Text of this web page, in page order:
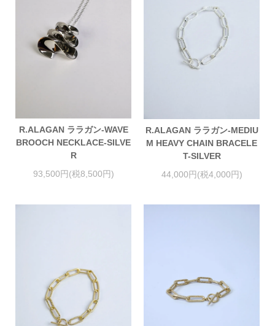
R.ALAGAN ララガン-WAVE
BROOCH NECKLACE-SILVE
R
93,500円(税8,500円)
R.ALAGAN ララガン-MEDIU
M HEAVY CHAIN BRACELE
T-SILVER
44,000円(税4,000円)